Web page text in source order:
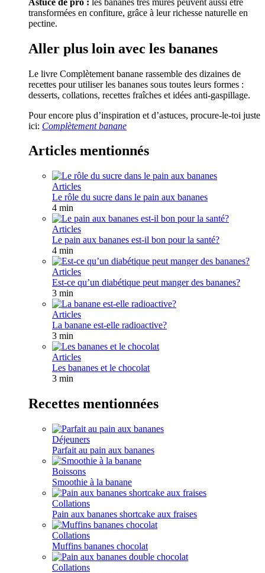
transformées en confiture, grâce à leur richesse naturelle en
pectine.
Aller plus loin avec les bananes
Le livre Complètement banane rassemble des dizaines de
recettes pour utiliser les bananes sous toutes leurs formes :
desserts, collations, recettes fraîches et idées anti-gaspillage.
Pour encore plus d’inspiration et d’astuces, procure-le-toi juste
ici: Complètement banane
Articles mentionnés
Articles
Le rôle du sucre dans le pain aux bananes
4 min
Articles
Le pain aux bananes est-il bon pour la santé?
4 min
Articles
Est-ce qu’un diabétique peut manger des bananes?
3 min
Articles
La banane est-elle radioactive?
3 min
Articles
Les bananes et le chocolat
3 min
Recettes mentionnées
Déjeuners
Parfait au pain aux bananes
Boissons
Smoothie à la banane
Collations
Pain aux bananes shortcake aux fraises
Collations
Muffins bananes chocolat
Collations